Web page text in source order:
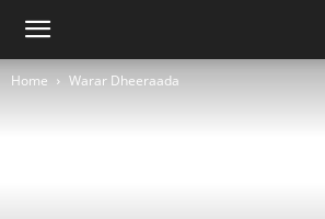
Home Warar Dheeraada